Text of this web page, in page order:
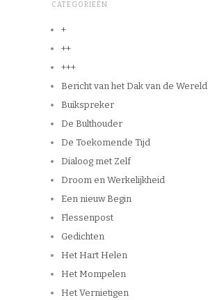
CATEGORIEËN
+
++
+++
Bericht van het Dak van de Wereld
Buikspreker
De Bulthouder
De Toekomende Tijd
Dialoog met Zelf
Droom en Werkelijkheid
Een nieuw Begin
Flessenpost
Gedichten
Het Hart Helen
Het Mompelen
Het Vernietigen